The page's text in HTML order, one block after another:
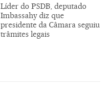
Líder do PSDB, deputado
Imbassahy diz que
presidente da Câmara seguiu
trâmites legais